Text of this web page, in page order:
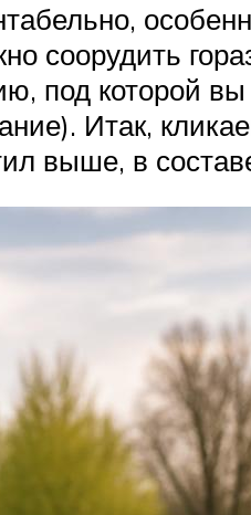
соорудить
под которой вы
Итак,
выше, в